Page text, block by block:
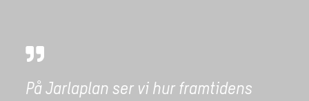
På Jarlaplan ser vi hur framtidens